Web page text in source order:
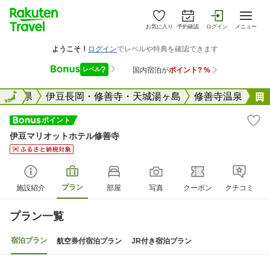
お気に入り 予約確認 ログイン メニュー
静岡県 伊豆長岡・修善寺・天城湯ヶ島 修善寺温泉
全国
伊豆マリオットホテル修善寺
施設紹介 プラン 部屋 写真 クーポン クチコミ
プラン一覧
宿泊プラン 航空券付宿泊プラン JR付き宿泊プラン